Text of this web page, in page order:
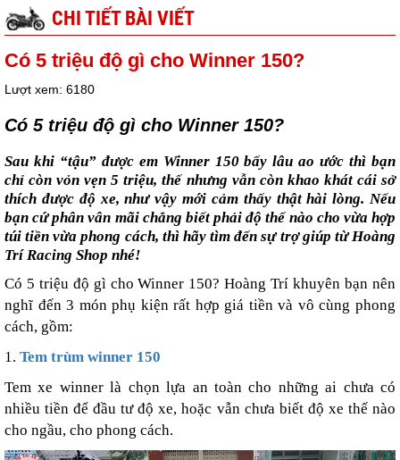
CHI TIẾT BÀI VIẾT
Có 5 triệu độ gì cho Winner 150?
Lượt xem: 6180
Có 5 triệu độ gì cho Winner 150?
Sau khi “tậu” được em Winner 150 bấy lâu ao ước thì bạn
chỉ còn vỏn vẹn 5 triệu, thế nhưng vẫn còn khao khát cái sở
thích được độ xe, như vậy mới cảm thấy thật hài lòng. Nếu
bạn cứ phân vân mãi chẳng biết phải độ thế nào cho vừa hợp
túi tiền vừa phong cách, thì hãy tìm đến sự trợ giúp từ Hoàng
Trí Racing Shop nhé!
Có 5 triệu độ gì cho Winner 150? Hoàng Trí khuyên bạn nên
nghĩ đến 3 món phụ kiện rất hợp giá tiền và vô cùng phong
cách, gồm:
1. Tem trùm winner 150
Tem xe winner là chọn lựa an toàn cho những ai chưa có
nhiều tiền để đầu tư độ xe, hoặc vẫn chưa biết độ xe thế nào
cho ngầu, cho phong cách.